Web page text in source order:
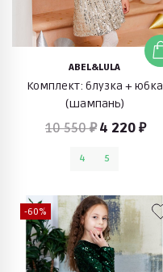
ABEL&LULA
Комплект: блузка + юбка
(шампань)
10 550 ₽ 4 220 ₽
4 5
-60%